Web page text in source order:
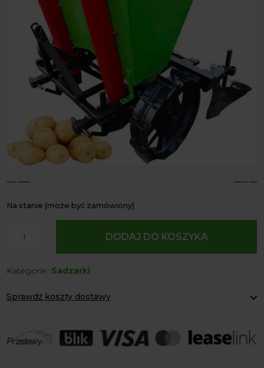
4 5
Na stanie (może być zamówiony)
do
DODAJ DO KOSZYKA
Kategorie: Sadzarki
Sprawdź koszty dostawy
Agrol transport: 200 zł
Agrol transport gabaryty: ustalane indywidualnie